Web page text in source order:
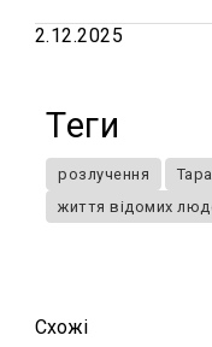
2.12.2025
Теги
розлучення
життя відомих
Схожi